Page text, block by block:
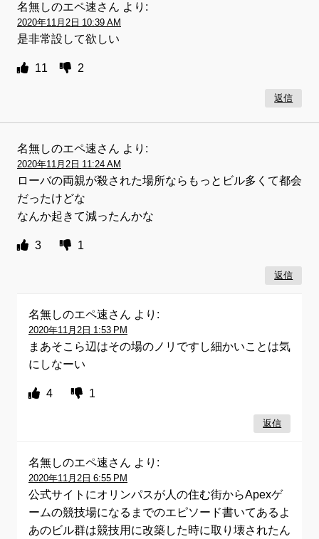
名無しのエペ速さん より:
2020年11月2日 10:39 AM
是非常設して欲しい
11 2
返信
名無しのエペ速さん より:
2020年11月2日 11:24 AM
ローバの両親が殺された場所ならもっとビル多くて都会
だったけどな
なんか起きて減ったんかな
3 1
返信
名無しのエペ速さん より:
2020年11月2日 1:53 PM
まあそこら辺はその場のノリですし細かいことは気
にしなーい
4 1
返信
名無しのエペ速さん より:
2020年11月2日 6:55 PM
公式サイトにオリンパスが人の住む街からApexゲ
ームの競技場になるまでのエピソード書いてあるよ
あのビル群は競技用に改築した時に取り壊されたん